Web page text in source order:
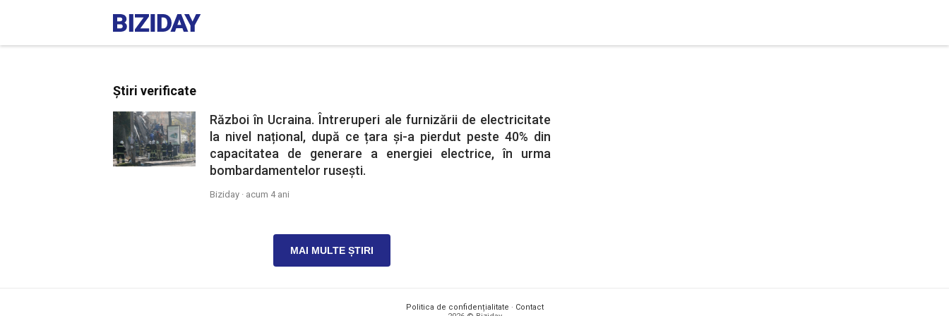
Știri verificate
Război în Ucraina. Întreruperi ale furnizării de electricitate
la nivel național, după ce țara și-a pierdut peste 40% din
capacitatea de generare a energiei electrice, în urma
bombardamentelor rusești.
Biziday · acum 4 ani
MAI MULTE ȘTIRI
Politica de confidențialitate · Contact